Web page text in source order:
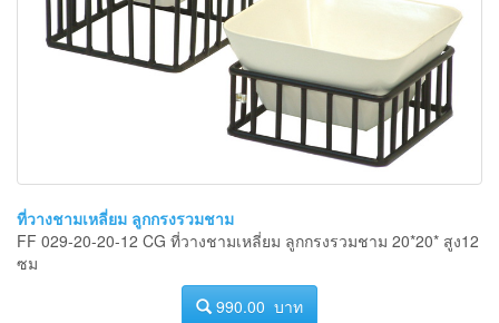
ที่วางชามเหลี่ยม ลูกกรงรวมชาม
FF 029-20-20-12 CG ที่วางชามเหลี่ยม ลูกกรงรวมชาม 20*20* สูง12
ซม
990.00 บาท